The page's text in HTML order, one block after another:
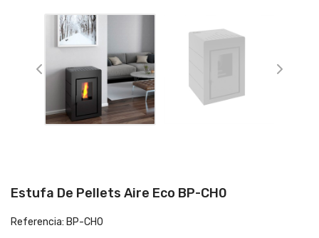
Estufa De Pellets Aire Eco BP-CH0
Referencia: BP-CH0